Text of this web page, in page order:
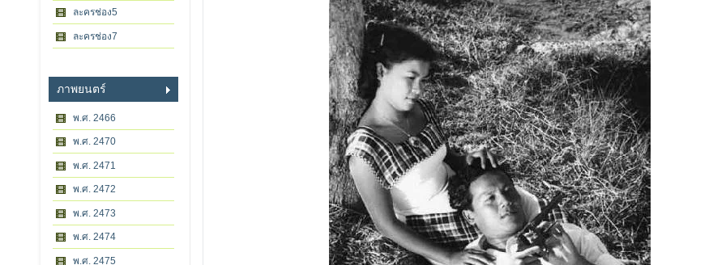
ละครช่อง5
ละครช่อง7
ภาพยนตร์
พ.ศ. 2466
พ.ศ. 2470
พ.ศ. 2471
พ.ศ. 2472
พ.ศ. 2473
พ.ศ. 2474
พ.ศ. 2475